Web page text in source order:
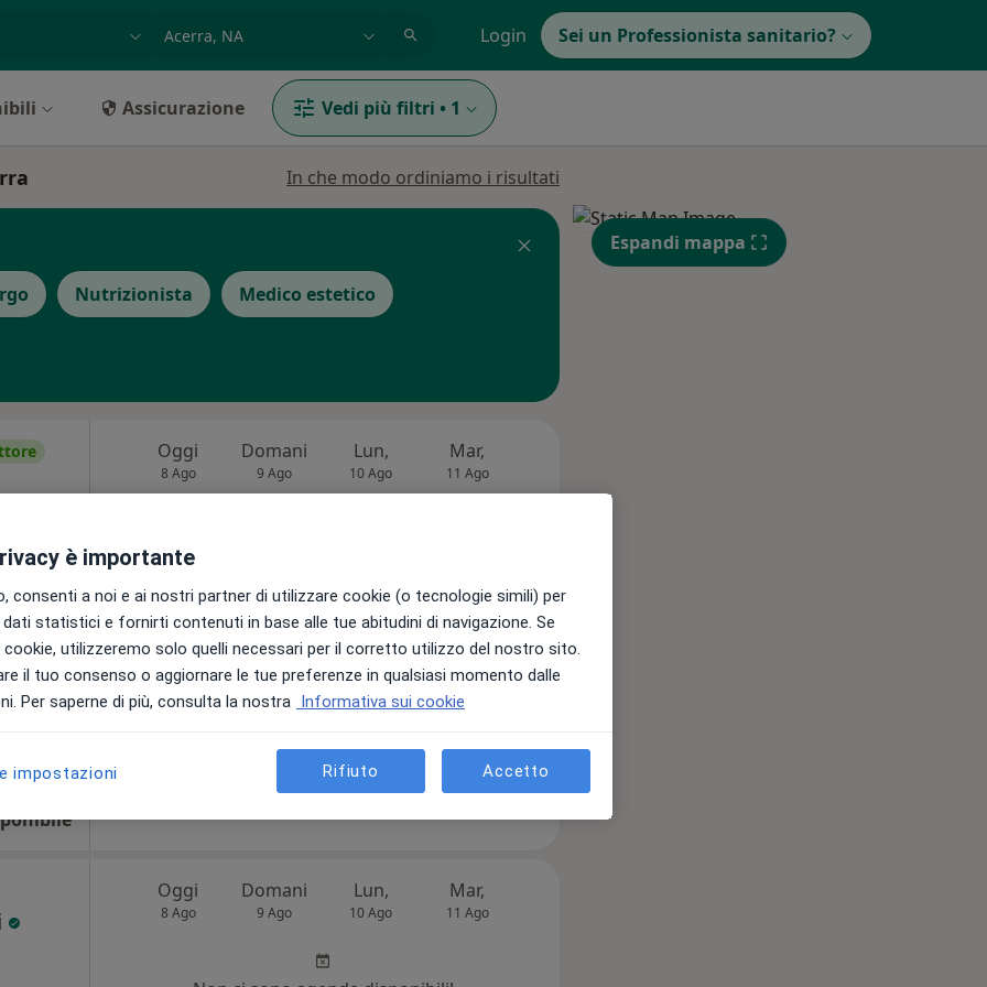
Login Sei un Professionista sanitario?
Assicurazione Vedi più filtri • 1
In che modo ordiniamo i risultati
Nutrizionista Medico estetico
Oggi
8 Ago
Domani
9 Ago
Lun,
10 Ago
Mar,
11 Ago
Non ci sono agende disponibili!
Chiedi di attivare le prenotazioni online
Oggi
8 Ago
Domani
9 Ago
Lun,
10 Ago
Mar,
11 Ago
Espandi mappa
è importante
consenti a noi e ai nostri partner di utilizzare cookie (o tecnologie simili) per
statistici e fornirti contenuti in base alle tue abitudini di navigazione. Se
utilizzeremo solo quelli necessari per il corretto utilizzo del nostro sito.
il tuo consenso o aggiornare le tue preferenze in qualsiasi momento dalle
Per saperne di più, consulta la nostra Informativa sui cookie
impostazioni Rifiuto Accetto